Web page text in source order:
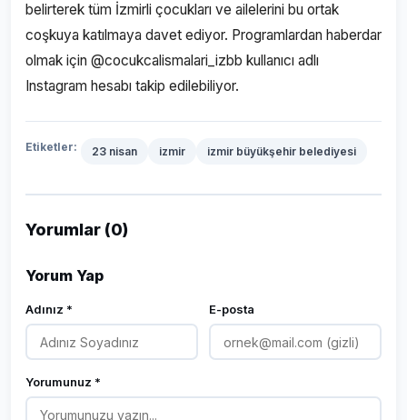
belirterek tüm İzmirli çocukları ve ailelerini bu ortak
coşkuya katılmaya davet ediyor. Programlardan haberdar
olmak için @cocukcalismalari_izbb kullanıcı adlı
Instagram hesabı takip edilebiliyor.
Etiketler: 23 nisan izmir izmir büyükşehir belediyesi
Yorumlar (0)
Yorum Yap
Adınız * E-posta
Yorumunuz *